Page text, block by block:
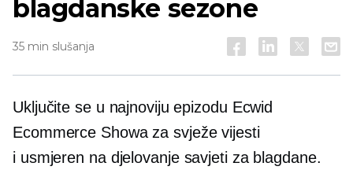
blagdanske sezone
35 min slušanja
Uključite se u najnoviju epizodu Ecwid
Ecommerce Showa za svježe vijesti
i usmjeren na djelovanjesavjeti za blagdane.